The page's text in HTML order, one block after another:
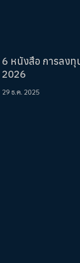
6 หนังสือ การลงทุ
2026
29 ธ.ค. 2025